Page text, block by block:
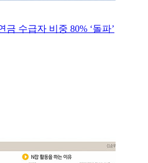
금 수급자 비중 80% ‘돌파’